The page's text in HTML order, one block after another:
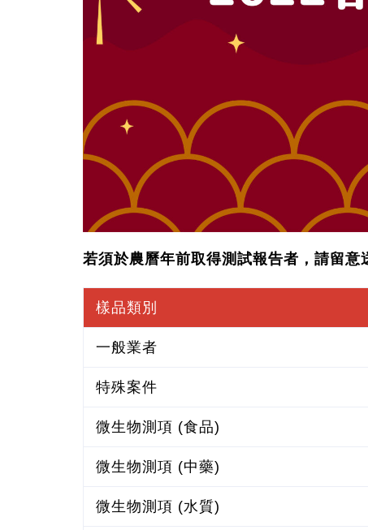
若須於農曆年前取得測試報告者，請留意
樣品類別
一般業者
特殊案件
微生物測項 (食品)
微生物測項 (中藥)
微生物測項 (水質)